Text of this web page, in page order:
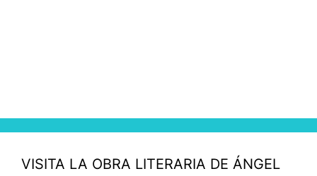
VISITA LA OBRA LITERARIA DE ÁNGEL